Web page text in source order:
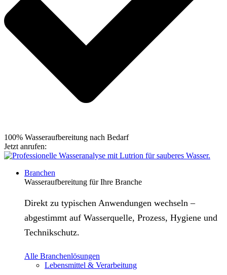
100% Wasseraufbereitung nach Bedarf
Jetzt anrufen:
Branchen
Wasseraufbereitung für Ihre Branche
Direkt zu typischen Anwendungen wechseln –
abgestimmt auf Wasserquelle, Prozess, Hygiene und
Technikschutz.
Alle Branchenlösungen
Lebensmittel & Verarbeitung